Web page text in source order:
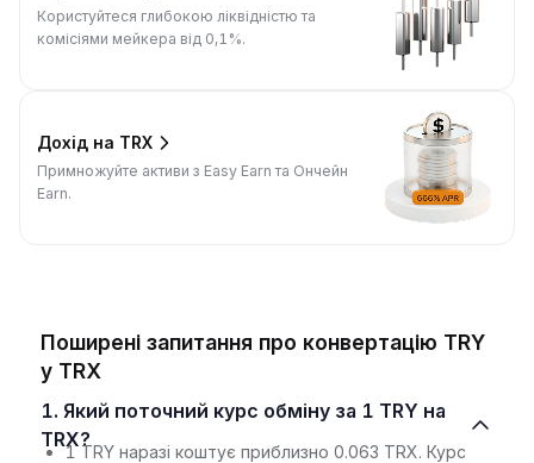
Користуйтеся глибокою ліквідністю та
комісіями мейкера від 0,1%.
Дохід на TRX
Примножуйте активи з Easy Earn та Ончейн
Earn.
Поширені запитання про конвертацію TRY
у TRX
1. Який поточний курс обміну за 1 TRY на
TRX?
1 TRY наразі коштує приблизно 0.063 TRX. Курс